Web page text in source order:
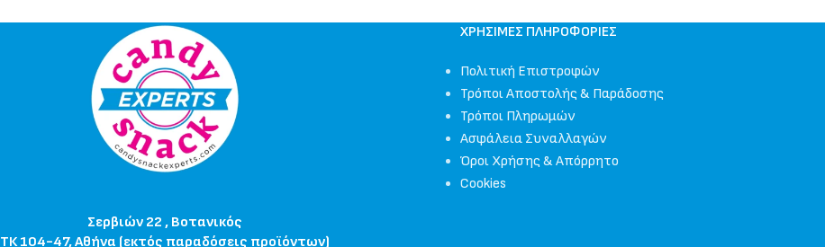
Σερβιών 22 , Βοτανικός
ΤΚ 104-47, Αθήνα (εκτός παραδόσεις προϊόντων)
ΧΡΉΣΙΜΕΣ ΠΛΗΡΟΦΟΡΊΕΣ
Πολιτική Επιστροφών
Τρόποι Αποστολής & Παράδοσης
Τρόποι Πληρωμών
Ασφάλεια Συναλλαγών
Όροι Χρήσης & Απόρρητο
Cookies